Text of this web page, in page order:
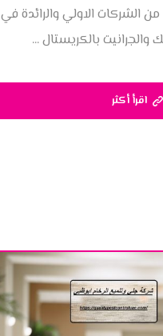
الشركات الاولي والرائدة في
والجرانيت بالكريستال ...
اقرأ أكثر